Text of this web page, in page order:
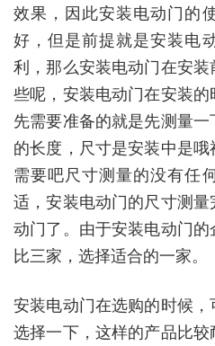
效果，因此安装电动门的
好，但是前提就是安装电
利，那么安装电动门在安
些呢，安装电动门在安装
先需要准备的就是先测量
的长度，尺寸是安装中是
需要吧尺寸测量的没有任
适，安装电动门的尺寸测
动门了。由于安装电动门
比三家，选择适合的一家。
安装电动门在选购的时候
选择一下，这样的产品比